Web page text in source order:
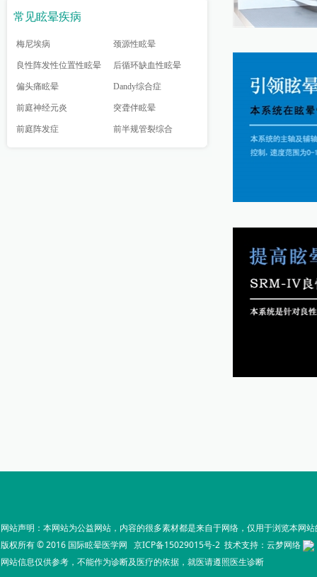
常见眩晕疾病
梅尼埃病
良性阵发性位置性眩晕
偏头痛眩晕
前庭神经元炎
前庭阵发症
颈源性眩晕
后循环缺血性眩晕
Dandy综合症
突聋伴眩晕
前半规管裂综合
网站声明：本网站为公益网站，内容的很多素材都是来自于网络，仅用于浏览本网
版权所有 © 2016 国际眩晕医学网 京ICP备15029015号-2 技术支持： 云梦网络
网站信息仅供参考，不能作为诊断及医疗的依据，就医请遵照医生诊断